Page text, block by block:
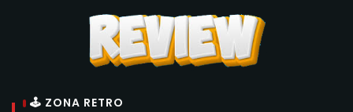
🕹 ZONA RETRO